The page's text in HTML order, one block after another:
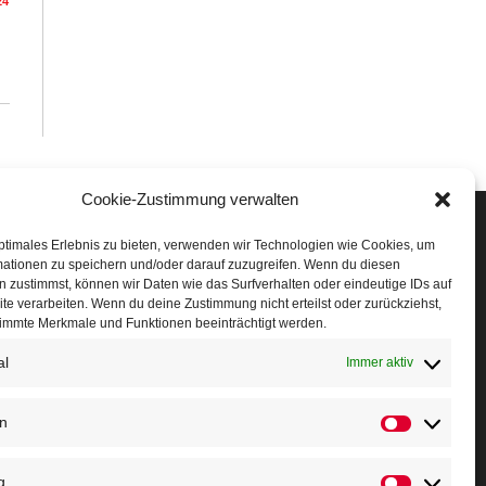
Cookie-Zustimmung verwalten
Erlebnis zu bieten, verwenden wir Technologien wie Cookies, um
zu speichern und/oder darauf zuzugreifen. Wenn du diesen
zustimmst, können wir Daten wie das Surfverhalten oder eindeutige IDs auf
verarbeiten. Wenn du deine Zustimmung nicht erteilst oder zurückziehst,
Merkmale und Funktionen beeinträchtigt werden.
Immer aktiv
Statistiken
Run